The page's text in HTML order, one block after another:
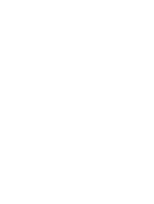
Mai 2026 mit
Ludwig-Harms
Projekt